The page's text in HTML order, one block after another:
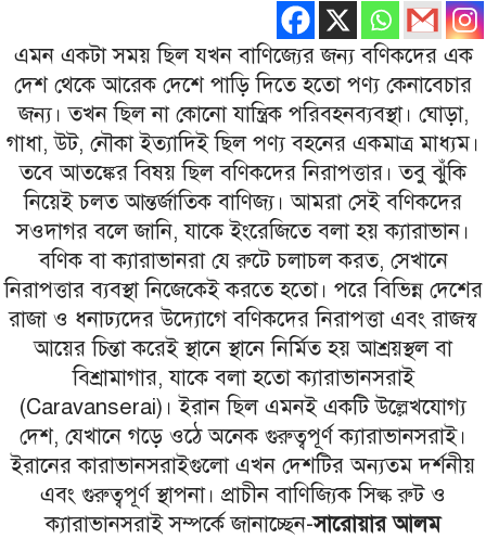
এমন একটা সময় ছিল যখন বাণিজ্যের জন্য বণিকদের এক
দেশ থেকে আরেক দেশে পাড়ি দিতে হতো পণ্য কেনাবেচার
জন্য। তখন ছিল না কোনো যান্ত্রিক পরিবহনব্যবস্থা। ঘোড়া,
গাধা, উট, নৌকা ইত্যাদিই ছিল পণ্য বহনের একমাত্র মাধ্যম।
তবে আতঙ্কের বিষয় ছিল বণিকদের নিরাপত্তার। তবু ঝুঁকি
নিয়েই চলত আন্তর্জাতিক বাণিজ্য। আমরা সেই বণিকদের
সওদাগর বলে জানি, যাকে ইংরেজিতে বলা হয় ক্যারাভান।
বণিক বা ক্যারাভানরা যে রুটে চলাচল করত, সেখানে
নিরাপত্তার ব্যবস্থা নিজেকেই করতে হতো। পরে বিভিন্ন দেশের
রাজা ও ধনাঢ্যদের উদ্যোগে বণিকদের নিরাপত্তা এবং রাজস্ব
আয়ের চিন্তা করেই স্থানে স্থানে নির্মিত হয় আশ্রয়স্থল বা
বিশ্রামাগার, যাকে বলা হতো ক্যারাভানসরাই
(Caravanserai)। ইরান ছিল এমনই একটি উল্লেখযোগ্য
দেশ, যেখানে গড়ে ওঠে অনেক গুরুত্বপূর্ণ ক্যারাভানসরাই।
ইরানের কারাভানসরাইগুলো এখন দেশটির অন্যতম দর্শনীয়
এবং গুরুত্বপূর্ণ স্থাপনা। প্রাচীন বাণিজ্যিক সিল্ক রুট ও
ক্যারাভানসরাই সম্পর্কে জানাচ্ছেন-সারোয়ার আলম